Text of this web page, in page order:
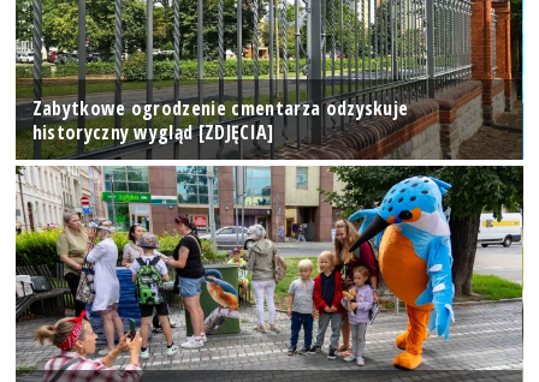
Zabytkowe ogrodzenie cmentarza odzyskuje
historyczny wygląd [ZDJĘCIA]